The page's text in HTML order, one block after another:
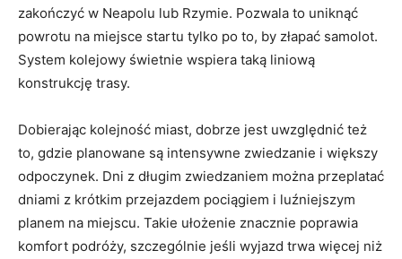
zakończyć w Neapolu lub Rzymie. Pozwala to uniknąć
powrotu na miejsce startu tylko po to, by złapać samolot.
System kolejowy świetnie wspiera taką liniową
konstrukcję trasy.
Dobierając kolejność miast, dobrze jest uwzględnić też
to, gdzie planowane są intensywne zwiedzanie i większy
odpoczynek. Dni z długim zwiedzaniem można przeplatać
dniami z krótkim przejazdem pociągiem i luźniejszym
planem na miejscu. Takie ułożenie znacznie poprawia
komfort podróży, szczególnie jeśli wyjazd trwa więcej niż